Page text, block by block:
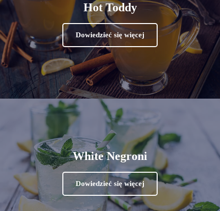
Hot Toddy
Dowiedzieć się więcej
White Negroni
Dowiedzieć się więcej